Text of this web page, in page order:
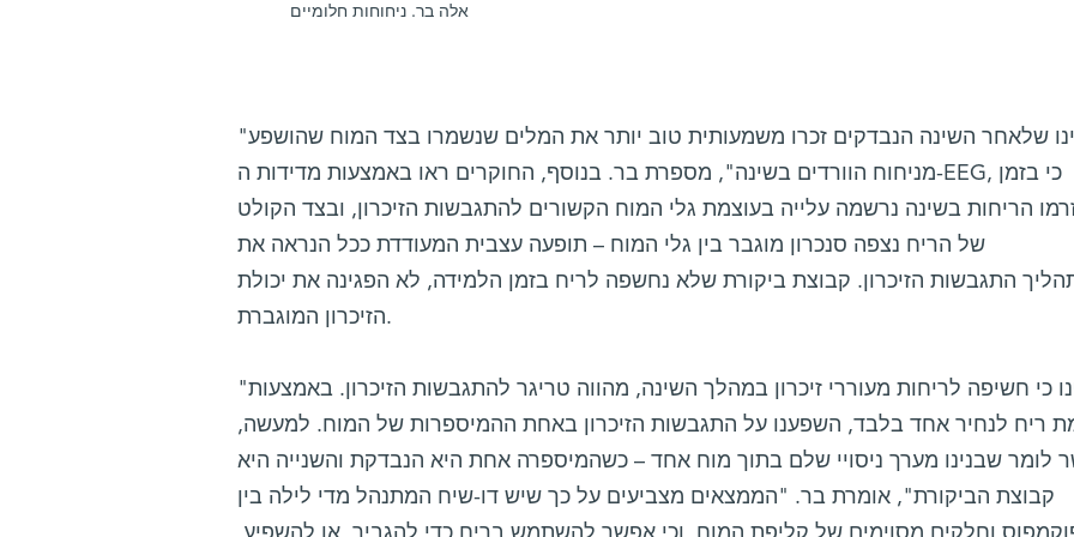
אלה בר. ניחוחות חלומיים
"גילינו שלאחר השינה הנבדקים זכרו משמעותית טוב יותר את המלים שנשמרו בצד המוח שהושפע
מניחוח הוורדים בשינה", מספרת בר. בנוסף, החוקרים ראו באמצעות מדידות ה-EEG, כי בזמן
הריחות בשינה נרשמה עלייה בעוצמת גלי המוח הקשורים להתגבשות הזיכרון, ובצד הקולט
של הריח נצפה סנכרון מוגבר בין גלי המוח – תופעה עצבית המעודדת ככל הנראה את
התגבשות הזיכרון. קבוצת ביקורת שלא נחשפה לריח בזמן הלמידה, לא הפגינה את יכולת
הזיכרון המוגברת.
"הראינו כי חשיפה לריחות מעוררי זיכרון במהלך השינה, מהווה טריגר להתגבשות הזיכרון. באמצעות
ריח לנחיר אחד בלבד, השפענו על התגבשות הזיכרון באחת ההמיספרות של המוח. למעשה,
לומר שבנינו מערך ניסויי שלם בתוך מוח אחד – כשהמיספרה אחת היא הנבדקת והשנייה היא
קבוצת הביקורת", אומרת בר. "הממצאים מצביעים על כך שיש דו-שיח המתנהל מדי לילה בין